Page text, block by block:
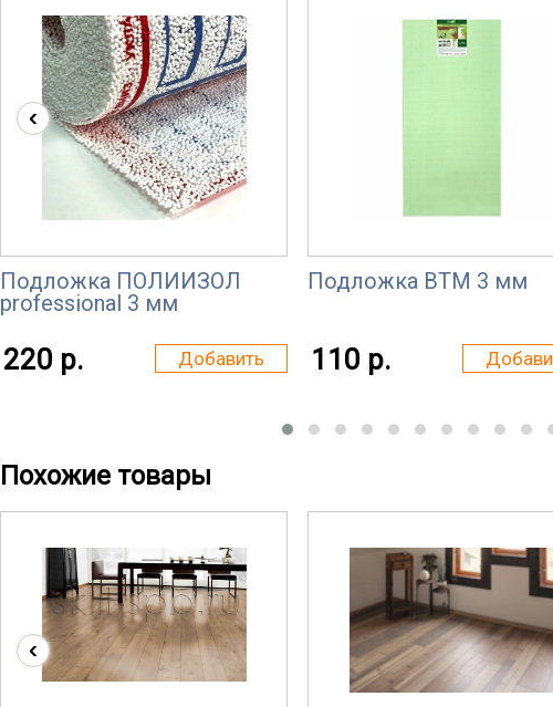
Подложка ПОЛИИЗОЛ
professional 3 мм
220 р. Добавить
Подложка ВТМ 3 мм
110 р.
‹
Похожие товары
‹